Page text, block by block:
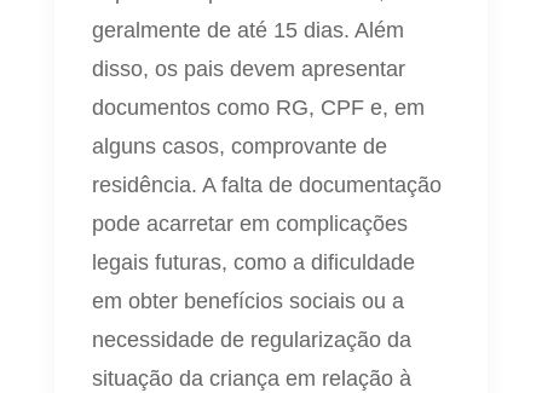
geralmente de até 15 dias. Além
disso, os pais devem apresentar
documentos como RG, CPF e, em
alguns casos, comprovante de
residência. A falta de documentação
pode acarretar em complicações
legais futuras, como a dificuldade
em obter benefícios sociais ou a
necessidade de regularização da
situação da criança em relação à